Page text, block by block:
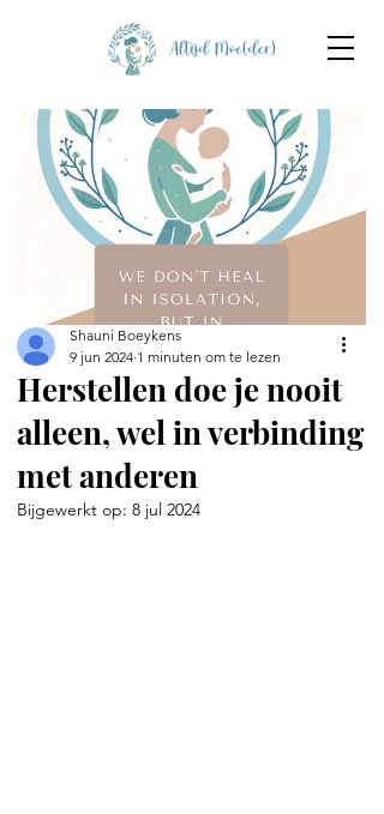
Herstellen doe je nooit
alleen, wel in verbinding
met anderen
Shauni Boeykens
9 jun 2024 1 minuten om te lezen
Bijgewerkt op: 8 jul 2024